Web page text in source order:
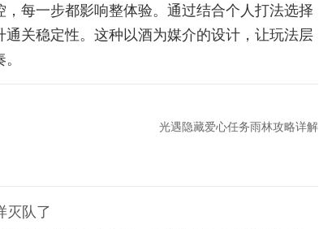
每一步都影响整体验。通过结合个人打法选择
关稳定性。这种以酒为媒介的设计，让玩法层
光遇隐藏爱心任务雨林攻略详解
灭队了